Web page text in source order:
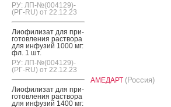
РУ: ЛП-№(004129)-
(РГ-RU) от 22.12.23
Ли­офи­лизат для при­
готов­ле­ния рас­тво­ра
для ин­фу­зий 1000 мг:
фл. 1 шт.
РУ: ЛП-№(004129)-
(РГ-RU) от 22.12.23
Ли­офи­лизат для при­
готов­ле­ния рас­тво­ра
для ин­фу­зий 1400 мг:
АМЕДАРТ (Россия)